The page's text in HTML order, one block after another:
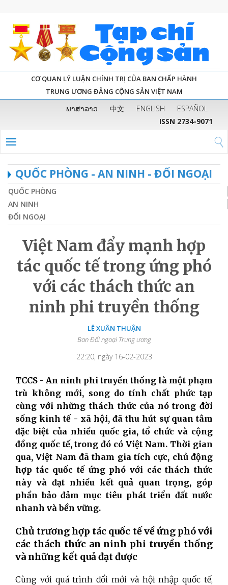
CƠ QUAN LÝ LUẬN CHÍNH TRỊ CỦA BAN CHẤP HÀNH
TRUNG ƯƠNG ĐẢNG CỘNG SẢN VIỆT NAM
ພາສາລາວ 中文 ENGLISH
ESPAÑOL
ISSN 2734-9071
QUỐC PHÒNG - AN NINH - ĐỐI NGOẠI
QUỐC PHÒNG
AN NINH
ĐỐI NGOẠI
Việt Nam đẩy mạnh hợp
tác quốc tế trong ứng phó
với các thách thức an
ninh phi truyền thống
LÊ XUÂN THUẬN
Ban Đối ngoại Trung ương
22:20, ngày 16-02-2023
TCCS - An ninh phi truyền thống là một phạm
trù không mới, song do tính chất phức tạp
cùng với những thách thức của nó trong đời
sống kinh tế - xã hội, đã thu hút sự quan tâm
đặc biệt của nhiều quốc gia, tổ chức và cộng
đồng quốc tế, trong đó có Việt Nam. Thời gian
qua, Việt Nam đã tham gia tích cực, chủ động
hợp tác quốc tế ứng phó với các thách thức
này và đạt nhiều kết quả quan trọng, góp
phần bảo đảm mục tiêu phát triển đất nước
nhanh và bền vững.
Chủ trương hợp tác quốc tế về ứng phó với
các thách thức an ninh phi truyền thống
và những kết quả đạt được
Cùng với quá trình đổi mới và hội nhập quốc tế,